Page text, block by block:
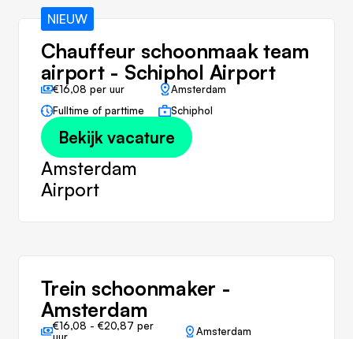
NIEUW
Chauffeur schoonmaak team
airport - Schiphol Airport
€16,08 per uur
Amsterdam
Fulltime of parttime
Schiphol
Bekijk vacature
Amsterdam
Airport
Trein schoonmaker -
Amsterdam
€16,08 - €20,87 per
Amsterdam